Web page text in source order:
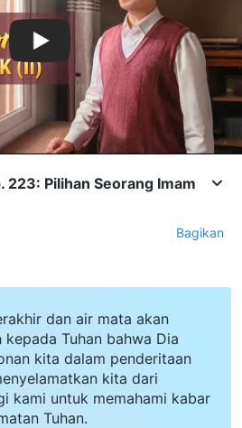
223: Pilihan Seorang Imam
Bagikan
dan air mata akan
Tuhan bahwa Dia
kita dalam penderitaan
kita dari
kami untuk memahami kabar
Tuhan.